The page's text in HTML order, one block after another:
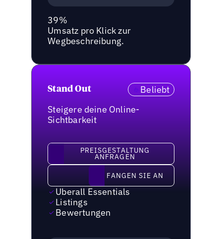
39%
Umsatz pro Klick zur
Wegbeschreibung.
Stand Out
Beliebt
Steigere deine Online-
Sichtbarkeit
Preisgestaltung anfragen
PREISGESTALTUNG
ANFRAGEN
Fangen Sie an FANGEN SIE AN
Uberall Essentials
Listings
Bewertungen